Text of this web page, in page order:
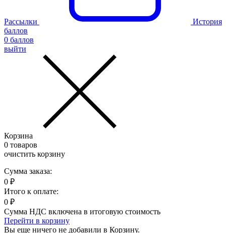
Рассылки
История
баллов
0 баллов
выйти
Корзина
0 товаров
очистить корзину
Сумма заказа:
0 ₽
Итого к оплате:
0 ₽
Сумма НДС включена в итоговую стоимость
Перейти в корзину
Вы еще ничего не добавили в Корзину.